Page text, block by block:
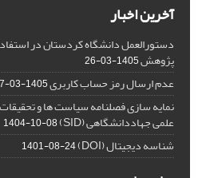
آخرین اخبار
دستورالعمل دانشگاه کردستان در
پژوهش1405-03-26
عدم ارسال رمز حساب کاربری1405-03-17
نمایه سازی فصلنامه سیاست ها و
علمی جهاددانشگاهی (SID) 1404-10-08
شناسه دیجیتال (DOI) 1401-08-24